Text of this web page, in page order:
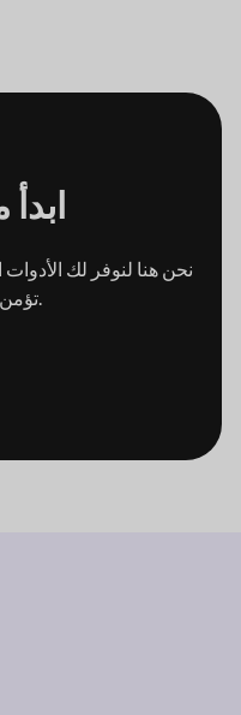
ابدأ
نحن هنا لنوفر لك
تؤمن بقدرتك وتبدأ.